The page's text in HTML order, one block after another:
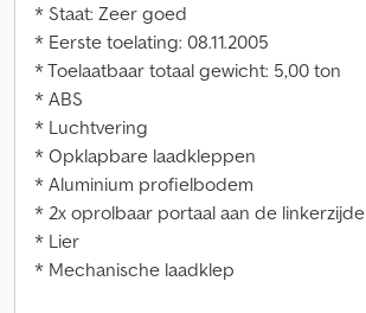
* Staat: Zeer goed
* Eerste toelating: 08.11.2005
* Toelaatbaar totaal gewicht: 5,00 ton
* ABS
* Luchtvering
* Opklapbare laadkleppen
* Aluminium profielbodem
* 2x oprolbaar portaal aan de linkerzijde
* Lier
* Mechanische laadklep